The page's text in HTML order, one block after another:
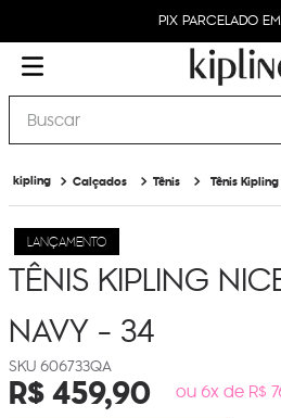
PIX PARCELADO
Buscar
Calçados Tênis Tênis
LANÇAMENTO
TÊNIS KIPLING
NAVY - 34
606733QA
R$459,90 ou 6x de R$